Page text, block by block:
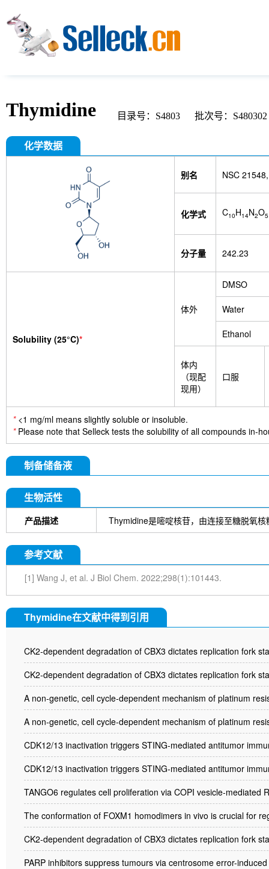
Thymidine 目录号：S4803 批次号：S480302
化学数据
别名 NSC
化学式 C10H14N2O5
分子量 242.23
Solubility (25°C)*
体外
DMSO
Water
Ethanol
体内
（现配
现用）
口服
*<1 mg/ml means slightly soluble or insoluble.
*Please note that Selleck tests the solubility of all compounds in-
制备储备液
生物活性
产品描述 Thymidine是嘧啶核苷，由连接至糖脱氧
参考文献
[1] Wang J, et al. J Biol Chem. 2022;298(1):101443.
Thymidine在文献中得到引用
CK2-dependent degradation of CBX3 dictates replication fork
CK2-dependent degradation of CBX3 dictates replication fork
A non-genetic, cell cycle-dependent mechanism of platinum
A non-genetic, cell cycle-dependent mechanism of platinum
CDK12/13 inactivation triggers STING-mediated antitumor
CDK12/13 inactivation triggers STING-mediated antitumor
TANGO6 regulates cell proliferation via COPI vesicle-
The conformation of FOXM1 homodimers in vivo is crucial for
CK2-dependent degradation of CBX3 dictates replication fork
PARP inhibitors suppress tumours via centrosome error-